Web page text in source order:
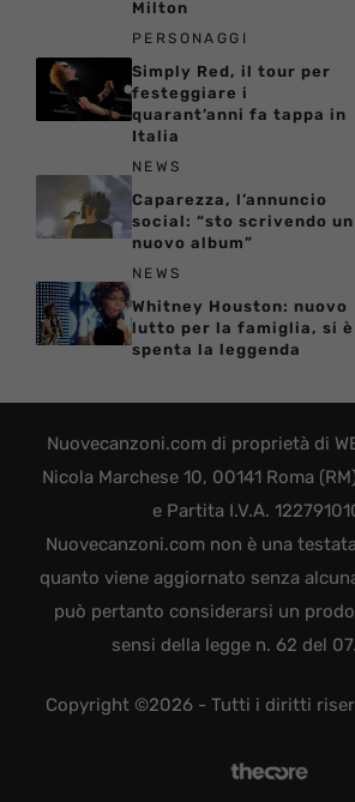
Milton
PERSONAGGI
Simply Red, il tour per
festeggiare i
quarant’anni fa tappa in
Italia
NEWS
Caparezza, l’annuncio
social: “sto scrivendo un
nuovo album”
NEWS
Whitney Houston: nuovo
lutto per la famiglia, si è
spenta la leggenda
Nuovecanzoni.com di proprietà di
Nicola Marchese 10, 00141 Roma
e Partita I.V.A.
Nuovecanzoni.com non è una
quanto viene aggiornato senza
può pertanto considerarsi un
sensi della legge n. 62 del
Copyright ©2026 - Tutti i diritti